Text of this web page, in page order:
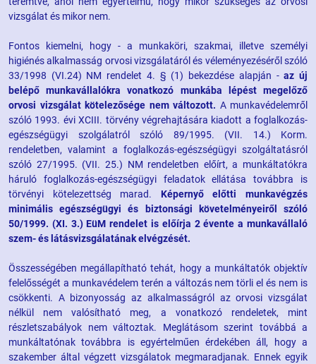
vizsgálat és mikor nem.
Fontos kiemelni, hogy - a munkaköri, szakmai, illetve személyi
higiénés alkalmasság orvosi vizsgálatáról és véleményezéséről szóló
33/1998 (VI.24) NM rendelet 4. § (1) bekezdése alapján -az új
belépő munkavállalókra vonatkozó munkába lépést megelőző
orvosi vizsgálat kötelezősége nem változott. A munkavédelemről
szóló 1993. évi XCIII. törvény végrehajtására kiadott a foglalkozás-
egészségügyi szolgálatról szóló 89/1995. (VII. 14.) Korm.
rendeletben, valamint a foglalkozás-egészségügyi szolgáltatásról
szóló 27/1995. (VII. 25.) NM rendeletben előírt, a munkáltatókra
háruló foglalkozás-egészségügyi feladatok ellátása továbbra is
törvényi kötelezettség marad. Képernyő előtti munkavégzés
minimális egészségügyi és biztonsági követelményeiről szóló
50/1999. (XI. 3.) EüM rendelet is előírja 2 évente a munkavállaló
szem- és látásvizsgálatának elvégzését.
Összességében megállapítható tehát, hogy a munkáltatók objektív
felelősségét a munkavédelem terén a változás nem törli el és nem is
csökkenti. A bizonyosság az alkalmasságról az orvosi vizsgálat
nélkül nem valósítható meg, a vonatkozó rendeletek, mint
részletszabályok nem változtak. Meglátásom szerint továbbá a
munkáltatónak továbbra is egyértelműen érdekében áll, hogy a
szakember által végzett vizsgálatok megmaradjanak. Ennek egyik